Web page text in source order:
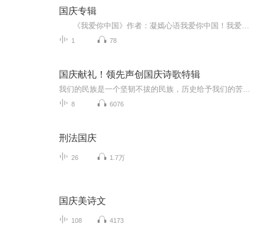
国庆专辑
1 78
国庆献礼！领先声创国庆诗歌特辑
8 6076
刑法国庆
26 1.7万
国庆美诗文
108 4173